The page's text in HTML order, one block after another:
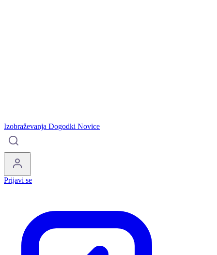
Izobraževanja Dogodki Novice
Prijavi se